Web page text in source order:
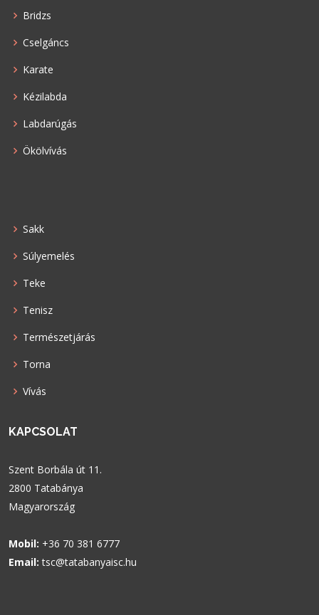
Bridzs
Cselgáncs
Karate
Kézilabda
Labdarúgás
Ökölvívás
Sakk
Súlyemelés
Teke
Tenisz
Természetjárás
Torna
Vívás
KAPCSOLAT
Szent Borbála út 11.
2800 Tatabánya
Magyarország
Mobil: +36 70 381 6777
Email: tsc@tatabanyaisc.hu